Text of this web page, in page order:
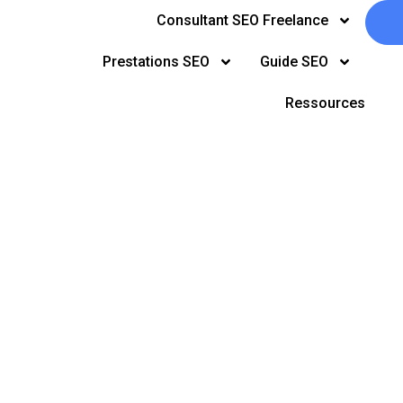
Consultant SEO Freelance
Prestations SEO Guide SEO
Ressources